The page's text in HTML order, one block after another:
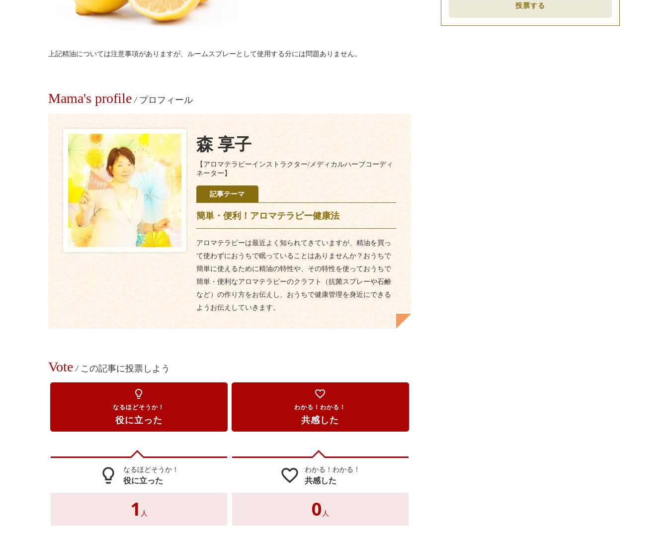
上記精油については注意事項がありますが、ルームスプレーとして使用する分には問題ありません。
Mama's profile / プロフィール
森 享子
【アロマテラピーインストラクター/メディカルハーブコーディ
ネーター】
記事テーマ
簡単・便利！アロマテラピー健康法
アロマテラピーは最近よく知られてきていますが、精油を買っ
て使わずにおうちで眠っていることはありませんか？おうちで
簡単に使えるために精油の特性や、その特性を使っておうちで
簡単・便利なアロマテラピーのクラフト（抗菌スプレーや石鹸
など）の作り方をお伝えし、おうちで健康管理を身近にできる
ようお伝えしていきます。
Vote / この記事に投票しよう
lightbulb_outline
なるほどそうか！
役に立った
favorite_border
わかる！わかる！
共感した
lightbulb_outline なるほどそうか！
役に立った
1 人
favorite_border わかる！わかる！
共感した
0 人
投票する